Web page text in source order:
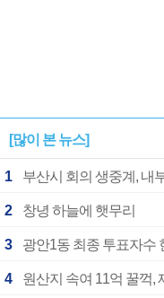
[많이 본 뉴스]
1 부산시 회의 생중계, 내
2 창녕 하늘에 햇무리
3 광안1동 최종 투표자수
4 원산지 속여 11억 꿀꺽,